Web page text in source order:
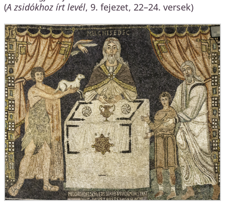
(A zsidókhoz írt levél, 9. fejezet, 22–24. versek)